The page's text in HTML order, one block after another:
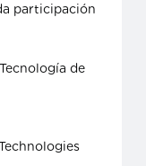
participación
de